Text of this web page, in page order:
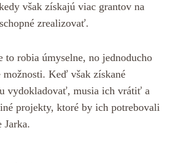
však získajú viac grantov na
zrealizovať.
to robia úmyselne, no jednoducho
možnosti. Keď však získané
vydokladovať, musia ich vrátiť a
projekty, ktoré by ich potrebovali
Jarka.